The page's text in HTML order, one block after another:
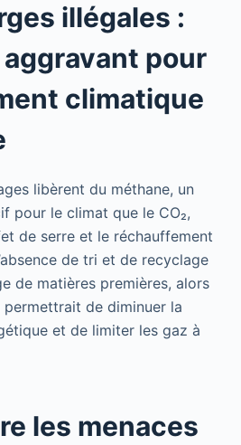
illégales :
pour
climatique
libèrent du méthane, un
pour le climat que le CO₂,
de serre et le réchauffement
de tri et de recyclage
de matières premières, alors
de diminuer la
et de limiter les gaz à
les menaces